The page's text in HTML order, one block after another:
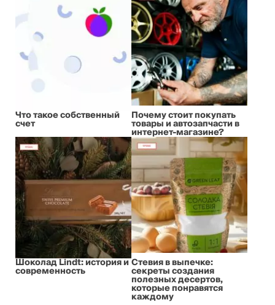
Что такое собственный
счет
Почему стоит покупать
товары и автозапчасти в
интернет-магазине?
Шоколад Lindt: история и
современность
Стевия в выпечке:
секреты создания
полезных десертов,
которые понравятся
каждому